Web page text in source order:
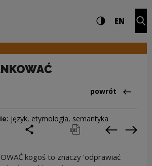
Kultury
Ustawienia i Wysoki
EN
Powrót
powrót
język, etymologia, semantyka
podziel się
drukuj pobierz
kogoś to znaczy ‘odprawiać